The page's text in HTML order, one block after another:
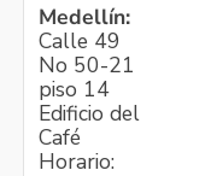
Medellín:
Calle 49
No 50-21
piso 14
Edificio del
Café
Horario: